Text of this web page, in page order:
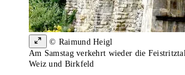
© Raimund Heigl
Am Samstag verkehrt wieder die
Weiz und Birkfeld